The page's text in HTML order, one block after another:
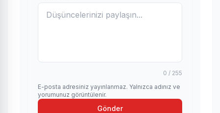
0 / 255
E-posta adresiniz yayınlanmaz. Yalnızca adınız ve
yorumunuz görüntülenir.
Gönder